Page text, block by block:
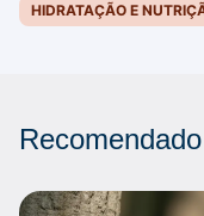
HIDRATAÇÃO E
Recomendado